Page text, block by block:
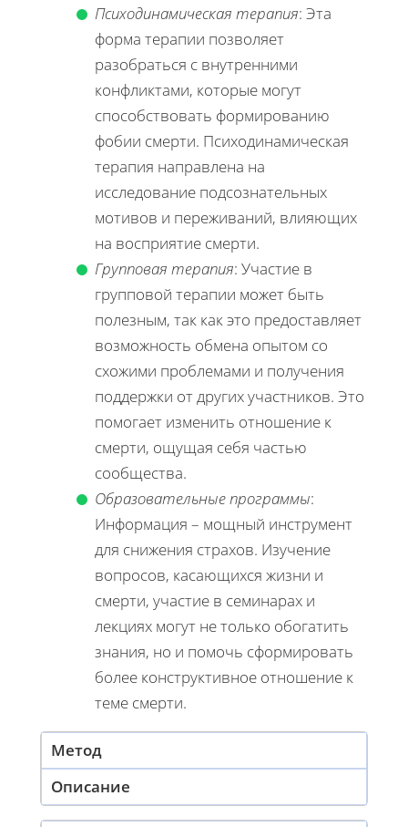
Психодинамическая терапия: Эта
форма терапии позволяет
разобраться с внутренними
конфликтами, которые могут
способствовать формированию
фобии смерти. Психодинамическая
терапия направлена на
исследование подсознательных
мотивов и переживаний, влияющих
на восприятие смерти.
Групповая терапия: Участие в
групповой терапии может быть
полезным, так как это предоставляет
возможность обмена опытом со
схожими проблемами и получения
поддержки от других участников. Это
помогает изменить отношение к
смерти, ощущая себя частью
сообщества.
Образовательные программы:
Информация – мощный инструмент
для снижения страхов. Изучение
вопросов, касающихся жизни и
смерти, участие в семинарах и
лекциях могут не только обогатить
знания, но и помочь сформировать
более конструктивное отношение к
теме смерти.
Метод
Описание